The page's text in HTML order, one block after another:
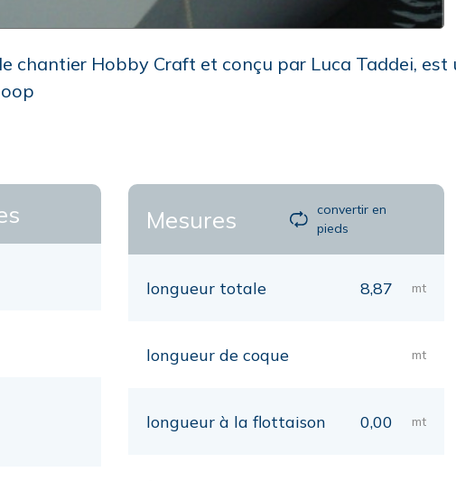
chantier Hobby Craft et conçu par Luca Taddei, est
Mesures
convertir en
pieds
longueur totale 8,87 mt
longueur de coque mt
longueur à la flottaison 0,00 mt